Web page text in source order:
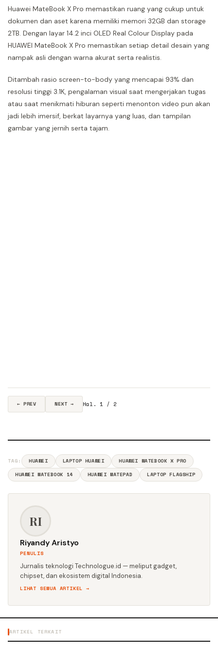
Huawei MateBook X Pro memastikan ruang yang cukup untuk
dokumen dan aset karena memiliki memori 32GB dan storage
2TB. Dengan layar 14.2 inci OLED Real Colour Display pada
HUAWEI MateBook X Pro memastikan setiap detail desain yang
nampak asli dengan warna akurat serta realistis.
Ditambah rasio screen-to-body yang mencapai 93% dan
resolusi tinggi 3.1K, pengalaman visual saat mengerjakan tugas
atau saat menikmati hiburan seperti menonton video pun akan
jadi lebih imersif, berkat layarnya yang luas, dan tampilan
gambar yang jernih serta tajam.
← PREV NEXT → Hal. 1 / 2
TAG: HUAWEI LAPTOP HUAWEI
HUAWEI MATEBOOK X PRO
HUAWEI MATEBOOK 14
HUAWEI MATEPAD LAPTOP FLAGSHIP
RI
Riyandy Aristyo
PENULIS
Jurnalis teknologi Technologue.id — meliput gadget,
chipset, dan ekosistem digital Indonesia.
LIHAT SEMUA ARTIKEL →
ARTIKEL TERKAIT